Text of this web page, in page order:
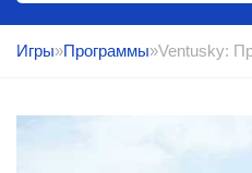
Игры»Программы»Ventusky: